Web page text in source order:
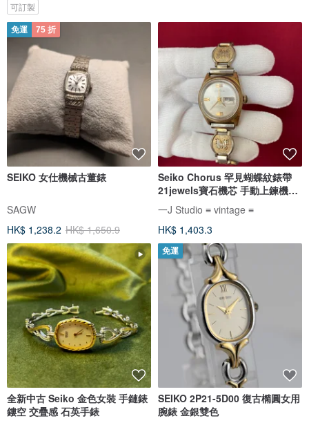
可訂製
免運 75 折
SEIKO 女仕機械古董錶
SAGW
HK$ 1,238.2 HK$ 1,650.9
Seiko Chorus 罕見蝴蝶紋錶帶
21jewels寶石機芯 手動上鍊機械
一J Studio ≡ vintage ≡
HK$ 1,403.3
全新中古 Seiko 金色女裝 手鏈錶
鏤空 交疊感 石英手錶
免運
SEIKO 2P21-5D00 復古橢圓女用
腕錶 金銀雙色